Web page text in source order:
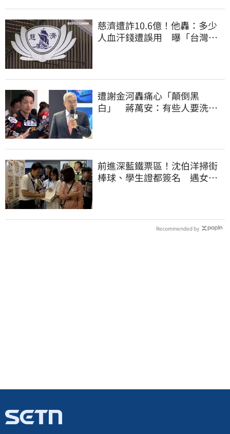
慈濟遭詐10.6億！他轟：多少
人血汗錢遭誤用 曝「台灣這
遭謝金河轟痛心「顛倒黑
白」 蔣萬安：有些人要洗人
前進深藍鐵票區！沈伯洋掃街
棒球、學生證都簽名 遇女子
Recommended by